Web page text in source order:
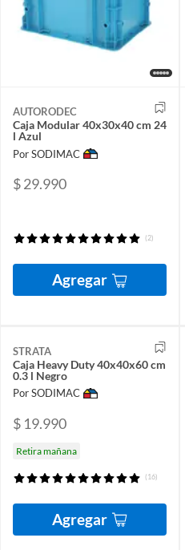
AUTORODEC
Caja Modular 40x30x40 cm 24
l Azul
Por SODIMAC
$ 29.990
(2)
Agregar
STRATA
Caja Heavy Duty 40x40x60 cm
0.3 l Negro
Por SODIMAC
$ 19.990
Retira mañana
(16)
Agregar